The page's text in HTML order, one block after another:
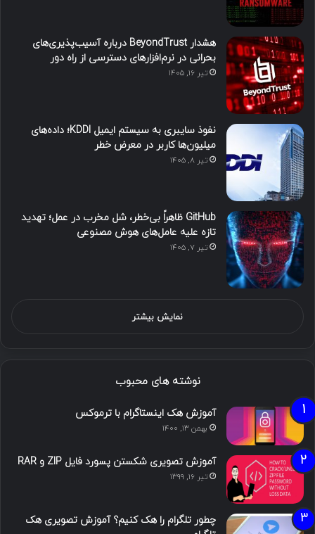
هشدار BeyondTrust درباره آسیب‌پذیری‌های
بحرانی در نرم‌افزارهای دسترسی از راه دور
تیر ۱۶, ۱۴۰۵
نفوذ سایبری به سیستم ایمیل KDDI؛ داده‌های
میلیون‌ها کاربر در معرض خطر
تیر ۸, ۱۴۰۵
GitHub ظاهراً بی‌خطر، شل مخرب در عمل؛ تهدید
تازه علیه عامل‌های هوش مصنوعی
تیر ۷, ۱۴۰۵
نمایش بیشتر
نوشته های محبوب
آموزش هک اینستاگرام با ترموکس
بهمن ۱۳, ۱۴۰۰
آموزش تصویری شکستن پسورد فایل ZIP و RAR
تیر ۱۶, ۱۳۹۹
چطور تلگرام را هک کنیم؟ آموزش تصویری هک